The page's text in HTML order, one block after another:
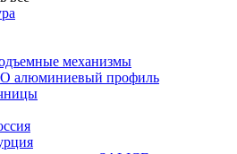
механизмы
алюминиевый профиль